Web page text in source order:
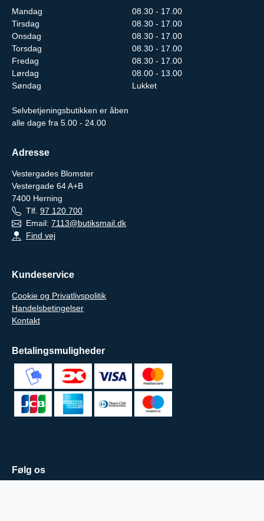
Mandag
08.30 - 17.00
Tirsdag
08.30 - 17.00
Onsdag
08.30 - 17.00
Torsdag
08.30 - 17.00
Fredag
08.30 - 17.00
Lørdag
08.00 - 13.00
Søndag
Lukket
Selvbetjeningsbutikken er åben
alle dage fra 5.00 - 24.00
Adresse
Vestergades Blomster
Vestergade 64 A+B
7400 Herning
Tlf. 97 120 700
Email: 7113@butiksmail.dk
Find vej
Kundeservice
Cookie og Privatlivspolitik
Handelsbetingelser
Kontakt
Betalingsmuligheder
Følg os